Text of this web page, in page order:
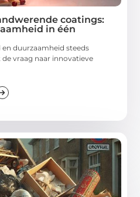
coatings:
in één
duurzaamheid steeds
vraag naar innovatieve